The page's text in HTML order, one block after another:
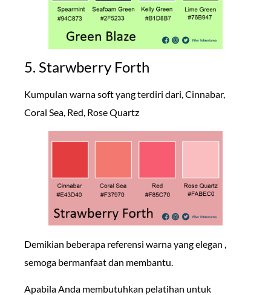
5. Starwberry Forth
Kumpulan warna soft yang terdiri dari, Cinnabar,
Coral Sea, Red, Rose Quartz
Demikian beberapa referensi warna yang elegan ,
semoga bermanfaat dan membantu.
Apabila Anda membutuhkan pelatihan untuk